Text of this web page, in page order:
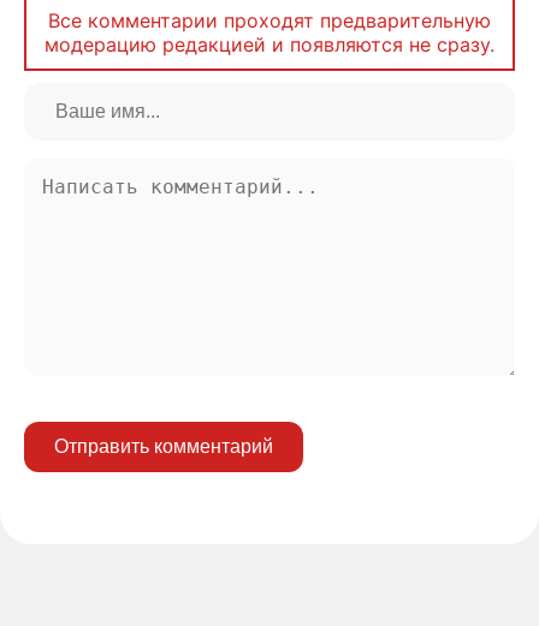
Все комментарии проходят предварительную
модерацию редакцией и появляются не сразу.
Отправить комментарий